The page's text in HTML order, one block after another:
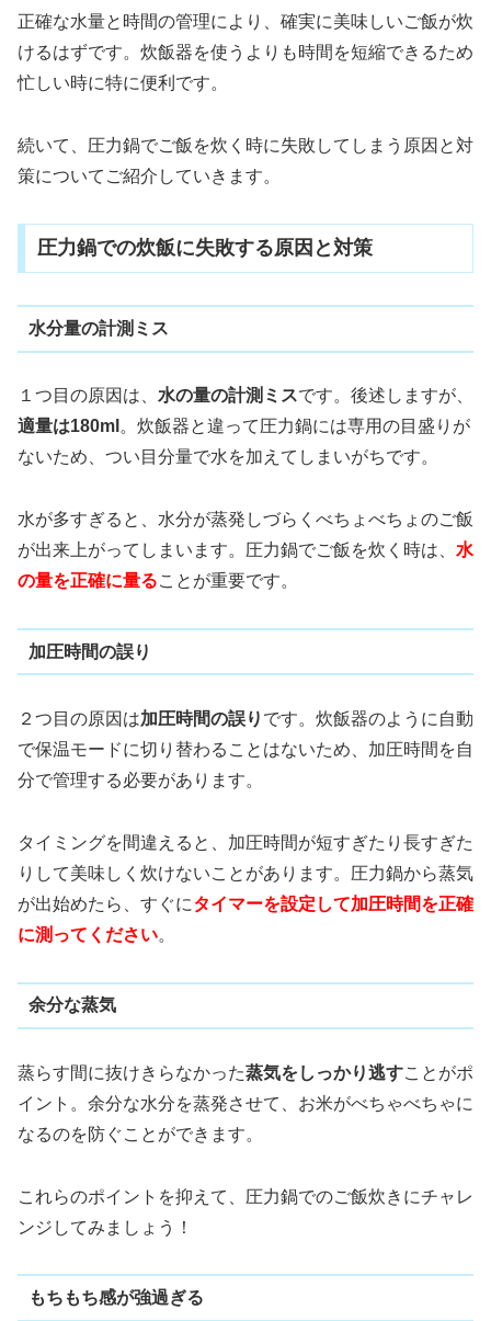
正確な水量と時間の管理により、確実に美味しいご飯が炊
けるはずです。炊飯器を使うよりも時間を短縮できるため
忙しい時に特に便利です。
続いて、圧力鍋でご飯を炊く時に失敗してしまう原因と対
策についてご紹介していきます。
圧力鍋での炊飯に失敗する原因と対策
水分量の計測ミス
１つ目の原因は、 水の量の計測ミスです。後述しますが、
適量は180ml 。炊飯器と違って圧力鍋には専用の目盛りが
ないため、つい目分量で水を加えてしまいがちです。
水が多すぎると、水分が蒸発しづらくべちょべちょのご飯
が出来上がってしまいます。圧力鍋でご飯を炊く時は、 水
の量を正確に量ることが重要です。
加圧時間の誤り
２つ目の原因は加圧時間の誤り です。炊飯器のように自動
で保温モードに切り替わることはないため、加圧時間を自
分で管理する必要があります。
タイミングを間違えると、加圧時間が短すぎたり長すぎた
りして美味しく炊けないことがあります。圧力鍋から蒸気
が出始めたら、すぐにタイマーを設定して加圧時間を正確
に測ってください。
余分な蒸気
蒸らす間に抜けきらなかった蒸気をしっかり逃すことがポ
イント。余分な水分を蒸発させて、お米がべちゃべちゃに
なるのを防ぐことができます。
これらのポイントを抑えて、圧力鍋でのご飯炊きにチャレ
ンジしてみましょう！
もちもち感が強過ぎる